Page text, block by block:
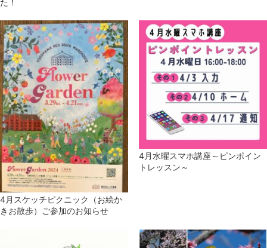
た！
4月スケッチピクニック（お絵か
きお散歩）ご参加のお知らせ
4月水曜スマホ講座～ピンポイン
トレッスン～